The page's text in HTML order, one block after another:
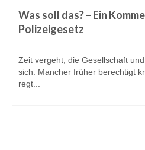
Was soll das? – Ein
Polizeigesetz
Zeit vergeht, die Gesellschaft
sich. Mancher früher berechtigt
regt...